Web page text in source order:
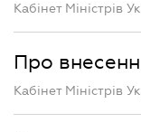
Кабінет Міністрів
Про
Кабінет Міністрів